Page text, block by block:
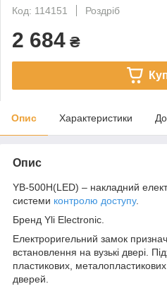
Код: 114151
Роздріб
2 684 ₴
Опис Характеристики
Опис
YB-500H(LED) – накладний
системи контролю доступу.
Бренд Yli Electronic.
Електроригельний замок
встановлення на вузькі двері.
пластикових,
дверей.